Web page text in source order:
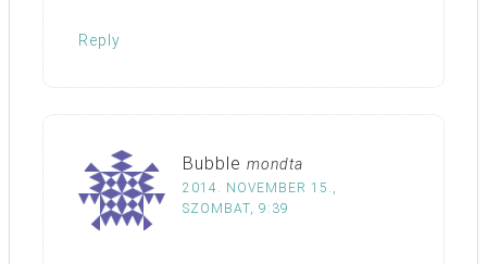
Reply
Bubble mondta
2014. NOVEMBER 15.,
SZOMBAT, 9:39